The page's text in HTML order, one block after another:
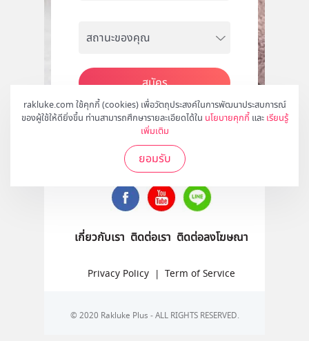
rakluke.com ใช้คุกกี้ (cookies) เพื่อวัตถุประสงค์ในการพัฒนาประสบการณ์
ของผู้ใช้ให้ดียิ่งขึ้น ท่านสามารถศึกษารายละเอียดได้ใน นโยบายคุกกี้ และ เรียนรู้
เพิ่มเติม
ยอมรับ
สมัคร
ติดตามเราได้ที่
เกี่ยวกับเรา ติดต่อเรา ติดต่อลงโฆษณา
Privacy Policy | Term of Service
© 2020 Rakluke Plus - ALL RIGHTS RESERVED.